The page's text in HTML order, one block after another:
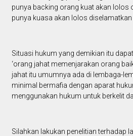
punya backing orang kuat akan lolos
punya kuasa akan lolos diselamatkan
Situasi hukum yang demikian itu
‘orang jahat memenjarakan orang
jahat itu umumnya ada di lembaga-
minimal bermafia dengan aparat
menggunakan hukum untuk berkelit
Silahkan lakukan penelitian terhadap